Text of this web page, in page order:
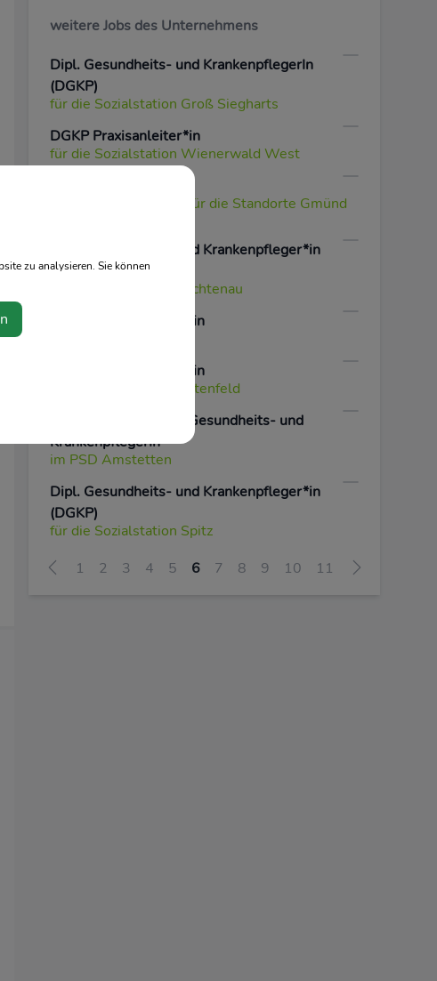
weitere Jobs des Unternehmens
Dipl. Gesundheits- und KrankenpflegerIn
(DGKP)
für die Sozialstation Groß Siegharts
DGKP Praxisanleiter*in
für die Sozialstation Wienerwald West
in der Suchtberatung für die Standorte Gmünd
Dipl. Gesundheits- und Krankenpfleger*in
(DGKP)
für die Sozialstation Lichtenau
Behindertenbetreuer*in
Behindertenbetreuer*in
für das Wohnhaus Rastenfeld
Dipl. psychiatrischeR Gesundheits- und
KrankenpflegerIn
im PSD Amstetten
Dipl. Gesundheits- und Krankenpfleger*in
(DGKP)
für die Sozialstation Spitz
1
2 3 4 5 6 7 8 9 10 11
zu analysieren. Sie können